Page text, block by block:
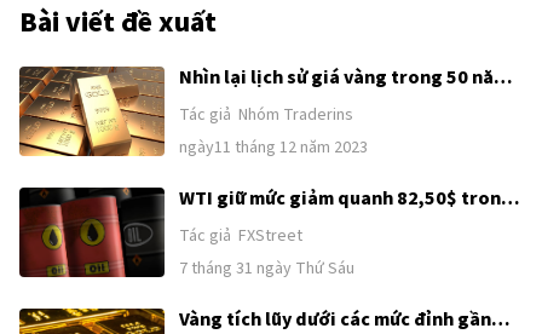
bằng đô la (XAU/USD). Đồng đô la mạnh có xu hướng giữ
giá Vàng được kiểm soát, trong khi đồng đô la yếu hơn có
Bài viết đề xuất
Nhìn lại lịch sử giá vàng trong 50 năm
qua. Liệu vàng còn tiếp tục thời kỳ
hoàng kim thêm 50 năm nữa?
Tác giả Nhóm Traderins
ngày11 tháng 12 năm 2023
WTI giữ mức giảm quanh 82,50$ trong
bối cảnh hy vọng ngoại giao Mỹ-Iran
được khơi lại
Tác giả FXStreet
7 tháng 31 ngày Thứ Sáu
Vàng tích lũy dưới các mức đỉnh gần